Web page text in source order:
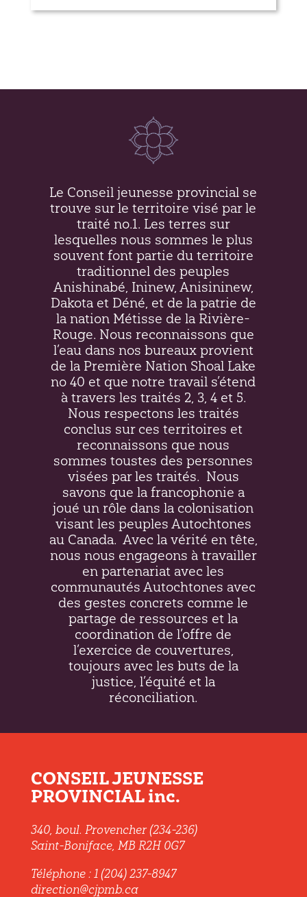
Le Conseil jeunesse provincial se
trouve sur le territoire visé par le
traité no.1. Les terres sur
lesquelles nous sommes le plus
souvent font partie du territoire
traditionnel des peuples
Anishinabé, Ininew, Anisininew,
Dakota et Déné, et de la patrie de
la nation Métisse de la Rivière-
Rouge. Nous reconnaissons que
l’eau dans nos bureaux provient
de la Première Nation Shoal Lake
no 40 et que notre travail s’étend
à travers les traités 2, 3, 4 et 5.
Nous respectons les traités
conclus sur ces territoires et
reconnaissons que nous
sommes toustes des personnes
visées par les traités. Nous
savons que la francophonie a
joué un rôle dans la colonisation
visant les peuples Autochtones
au Canada. Avec la vérité en tête,
nous nous engageons à travailler
en partenariat avec les
communautés Autochtones avec
des gestes concrets comme le
partage de ressources et la
coordination de l’offre de
l’exercice de couvertures,
toujours avec les buts de la
justice, l’équité et la
réconciliation.
CONSEIL JEUNESSE
PROVINCIAL inc.
340, boul. Provencher (234-236)
Saint-Boniface, MB R2H 0G7
Téléphone : 1 (204) 237-8947
direction@cjpmb.ca